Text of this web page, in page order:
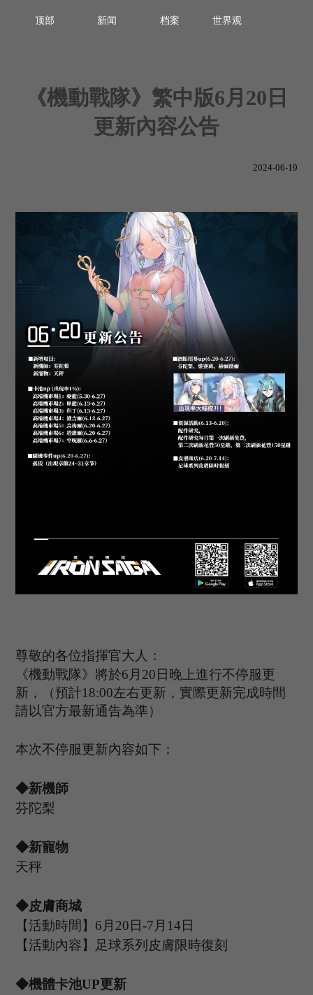
顶部 新闻 档案 世界观
《機動戰隊》繁中版6月20日
更新內容公告
2024-06-19
尊敬的各位指揮官大人：
《機動戰隊》將於6 月 20日晚上進行不停服更
新，（預計1 8:00左右更新，實際更新完成時間
請以官方最新通告為準）
本次不停服更新內容如下：
◆新機師
芬陀梨
◆新寵物
天秤
◆皮膚商城
【活動時間】 6 月 20日-7 月 14日
【活動內容】足球系列皮膚限時復刻
◆機體卡池UP更新